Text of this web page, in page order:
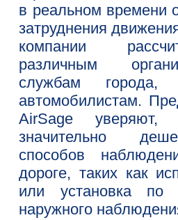
в реальном времени
затруднения
компании
различным
службам
автомобилистам.
AirSage уверяют,
значительно
способов
дороге, таких как
или установка по
наружного